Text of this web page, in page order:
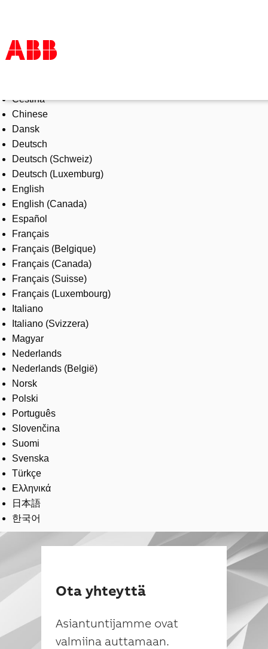
Tuotteet ja järjestelmät
Toimialat
Palvelut
ABB lyhyesti
Mistä ostaa
Ota yhteyttä
ABB-uralle
Čeština
Chinese
Dansk
Deutsch
Deutsch (Schweiz)
Deutsch (Luxemburg)
English
English (Canada)
Español
Français
Français (Belgique)
Français (Canada)
Français (Suisse)
Français (Luxembourg)
Italiano
Italiano (Svizzera)
Magyar
Nederlands
Nederlands (België)
Norsk
Polski
Português
Slovenčina
Suomi
Svenska
Türkçe
Ελληνικά
日本語
한국어
Ota yhteyttä
Asiantuntijamme ovat
valmiina auttamaan.